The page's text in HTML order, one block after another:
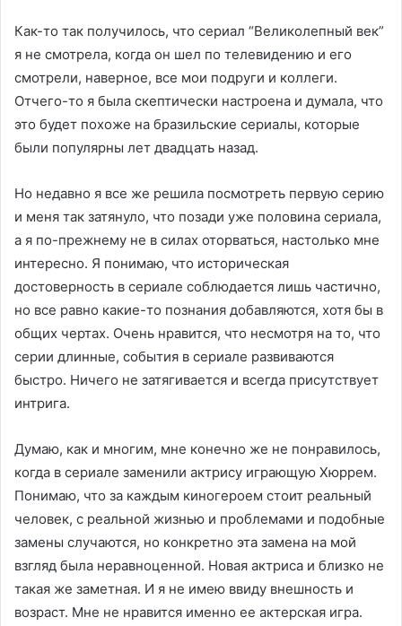
Как-то так получилось, что сериал “Великолепный век”
я не смотрела, когда он шел по телевидению и его
смотрели, наверное, все мои подруги и коллеги.
Отчего-то я была скептически настроена и думала, что
это будет похоже на бразильские сериалы, которые
были популярны лет двадцать назад.
Но недавно я все же решила посмотреть первую серию
и меня так затянуло, что позади уже половина сериала,
а я по-прежнему не в силах оторваться, настолько мне
интересно. Я понимаю, что историческая
достоверность в сериале соблюдается лишь частично,
но все равно какие-то познания добавляются, хотя бы в
общих чертах. Очень нравится, что несмотря на то, что
серии длинные, события в сериале развиваются
быстро. Ничего не затягивается и всегда присутствует
интрига.
Думаю, как и многим, мне конечно же не понравилось,
когда в сериале заменили актрису играющую Хюррем.
Понимаю, что за каждым киногероем стоит реальный
человек, с реальной жизнью и проблемами и подобные
замены случаются, но конкретно эта замена на мой
взгляд была неравноценной. Новая актриса и близко не
такая же заметная. И я не имею ввиду внешность и
возраст. Мне не нравится именно ее актерская игра.